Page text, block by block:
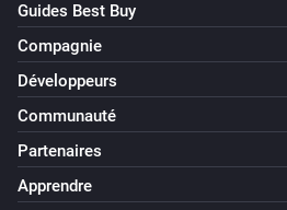
Guides Best Buy
Compagnie
Développeurs
Communauté
Partenaires
Apprendre